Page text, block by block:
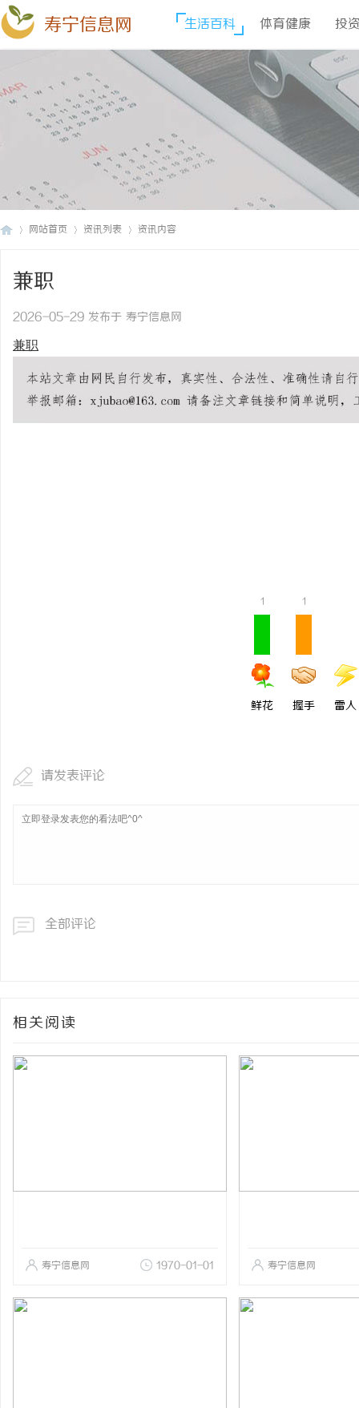
寿宁信息网 生活百科 体育健康 投
网站首页 资讯列表 资讯内容
兼职
2026-05-29 发布于 寿宁信息网
兼职
1
鲜花
1
握手 雷人
请发表评论
全部评论
相关阅读
寿宁信息网 1970-01-01 寿宁信息网
？老中医：一张辨证方对症，身体找回津液